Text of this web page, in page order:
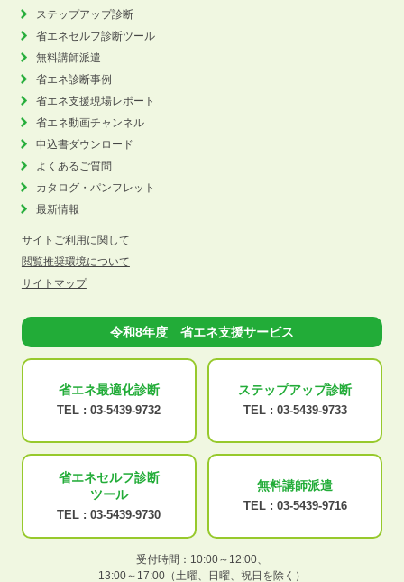
ステップアップ診断
省エネセルフ診断ツール
無料講師派遣
省エネ診断事例
省エネ支援現場レポート
省エネ動画チャンネル
申込書ダウンロード
よくあるご質問
カタログ・パンフレット
最新情報
サイトご利用に関して
閲覧推奨環境について
サイトマップ
令和8年度 省エネ支援サービス
省エネ最適化診断
TEL : 03-5439-9732
ステップアップ診断
TEL : 03-5439-9733
省エネセルフ診断
ツール
TEL : 03-5439-9730
無料講師派遣
TEL : 03-5439-9716
受付時間：10:00～12:00、
13:00～17:00（土曜、日曜、祝日を除く）